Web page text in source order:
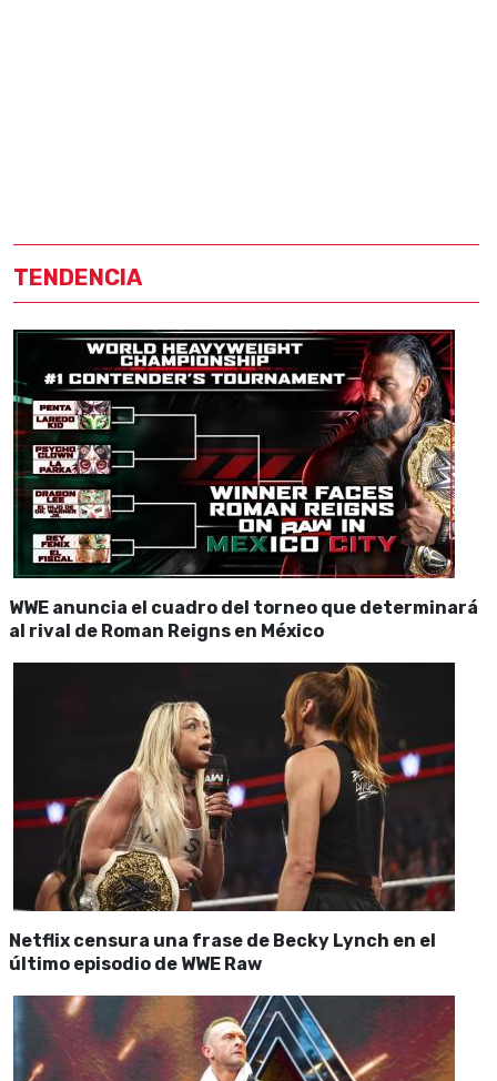
TENDENCIA
WWE anuncia el cuadro del torneo que determinará
al rival de Roman Reigns en México
Netflix censura una frase de Becky Lynch en el
último episodio de WWE Raw